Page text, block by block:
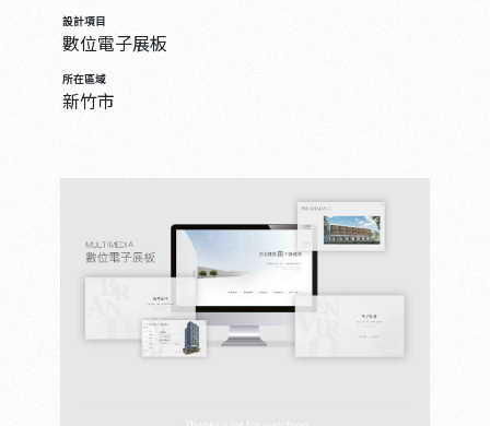
設計項目
數位電子展板
所在區域
新竹市